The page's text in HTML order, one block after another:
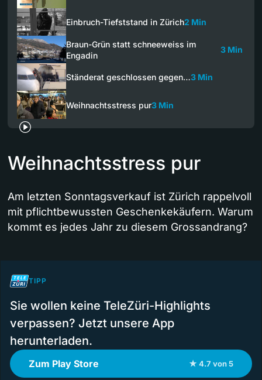
Einbruch-Tiefststand in Zürich2 Min
Braun-Grün statt schneeweiss im
Engadin
3 Min
Ständerat geschlossen gegen…3 Min
Weihnachtsstress pur3 Min
Weihnachtsstress pur
Am letzten Sonntagsverkauf ist Zürich rappelvoll
mit pflichtbewussten Geschenkekäufern. Warum
kommt es jedes Jahr zu diesem Grossandrang?
TIPP
Sie wollen keine TeleZüri-Highlights
verpassen? Jetzt unsere App
herunterladen.
Zum Play Store ★ 4.7 von 5